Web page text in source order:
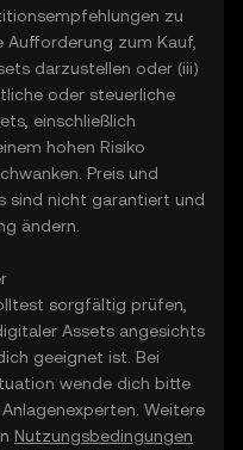
zu
Aufforderung zum Kauf,
darzustellen oder (iii)
oder steuerliche
einschließlich
hohen Risiko
Preis und
sind nicht garantiert und
ändern.
sorgfältig prüfen,
Assets angesichts
geeignet ist. Bei
wende dich bitte
Weitere
Nutzungsbedingungen